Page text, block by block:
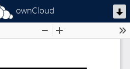
ownCloud